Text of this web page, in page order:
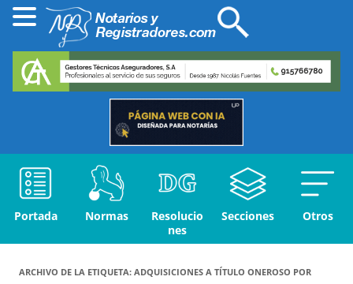
Portada Normas
Resolucio
nes
Secciones Otros
ARCHIVO DE LA ETIQUETA: ADQUISICIONES A TÍTULO ONEROSO POR